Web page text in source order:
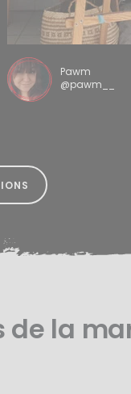
Pawm
@pawm__
de la